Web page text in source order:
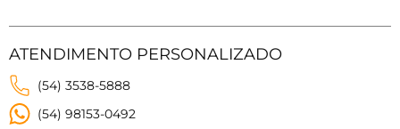
ATENDIMENTO PERSONALIZADO
(54) 3538-5888
(54) 98153-0492